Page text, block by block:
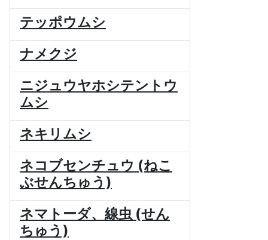
テッポウムシ
ナメクジ
ニジュウヤホシテントウ
ムシ
ネキリムシ
ネコブセンチュウ (ねこ
ぶせんちゅう)
ネマトーダ、線虫 (せん
ちゅう)